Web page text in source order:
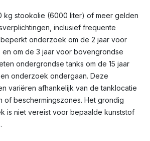
kg stookolie (6000 liter) of meer gelden
inclusief frequente
onderzoek om de 2 jaar voor
om de 3 jaar voor bovengrondse
ondergrondse tanks om de 15 jaar
onderzoek ondergaan. Deze
variëren afhankelijk van de tanklocatie
of beschermingszones. Het grondig
is niet vereist voor bepaalde kunststof